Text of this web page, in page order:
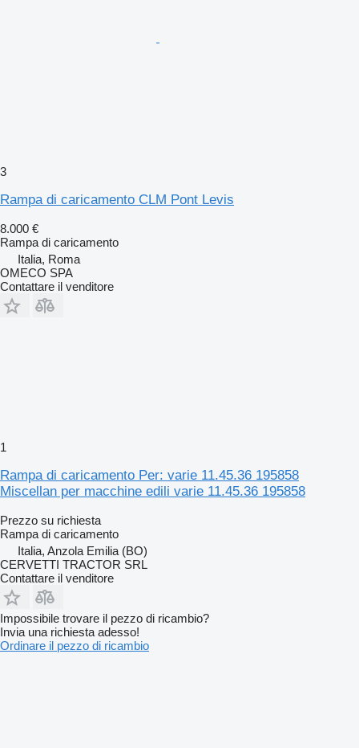
3
Rampa di caricamento CLM Pont Levis
8.000 €
Rampa di caricamento
Italia, Roma
OMECO SPA
Contattare il venditore
1
Rampa di caricamento Per: varie 11.45.36 195858
Miscellan per macchine edili varie 11.45.36 195858
Prezzo su richiesta
Rampa di caricamento
Italia, Anzola Emilia (BO)
CERVETTI TRACTOR SRL
Contattare il venditore
Impossibile trovare il pezzo di ricambio?
Invia una richiesta adesso!
Ordinare il pezzo di ricambio